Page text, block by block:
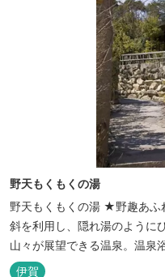
野天もくもくの湯
野天もくもくの湯 ★野趣あふれる野天風呂が自慢！ 自然の山の傾
斜を利用し、隠れ湯のように
山々が展望できる温泉。温泉
す。一枚岩をくり貫いてつく
伊賀